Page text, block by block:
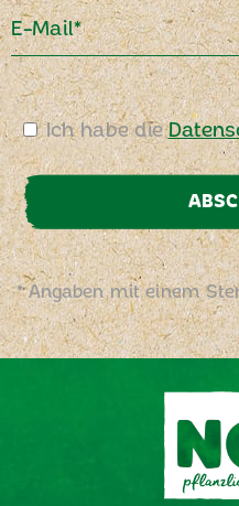
E-Mail*
Ich habe die
* Angaben mit einem